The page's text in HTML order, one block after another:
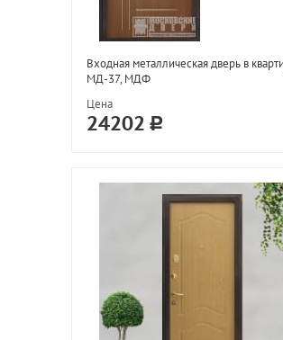
Входная металлическая дверь в
МД-37, МДФ
Цена
24202